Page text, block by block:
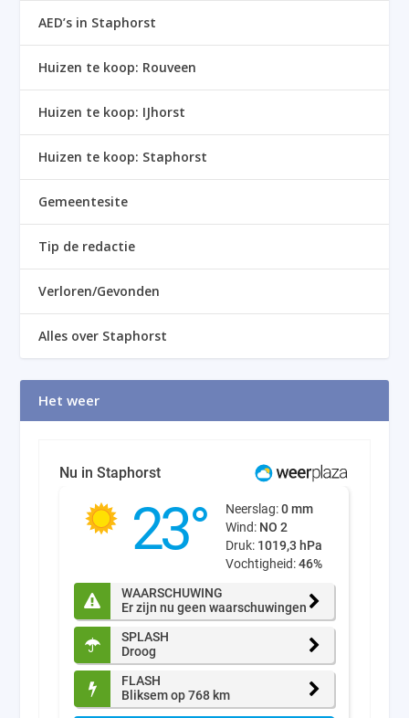
AED’s in Staphorst
Huizen te koop: Rouveen
Huizen te koop: IJhorst
Huizen te koop: Staphorst
Gemeentesite
Tip de redactie
Verloren/Gevonden
Alles over Staphorst
Het weer